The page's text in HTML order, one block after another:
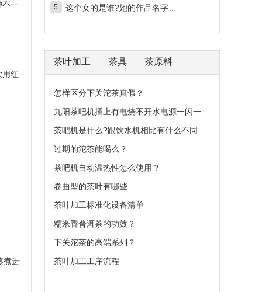
不一
用红
煮进
5
茶叶加工 茶具 茶原料
怎样区分下关沱茶真假？
过期的沱茶能喝么？
茶吧机自动温热性怎么使用？
卷曲型的茶叶有哪些
茶叶加工标准化设备清单
糯米香普洱茶的功效？
下关沱茶的高端系列？
茶叶加工工序流程